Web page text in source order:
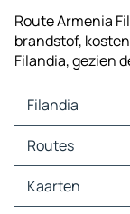
Route Armenia
brandstof,
Filandia, gezien
Filandia
Filandia Kaarten
Filandia Verkeer
Filandia Hotels
Filandia
Routes
Routes Filandia -
Routes Filandia -
Kaarten